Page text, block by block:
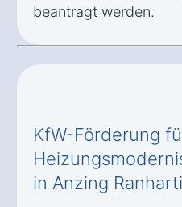
beantragt werden.
KfW-Förderung
in Anzing